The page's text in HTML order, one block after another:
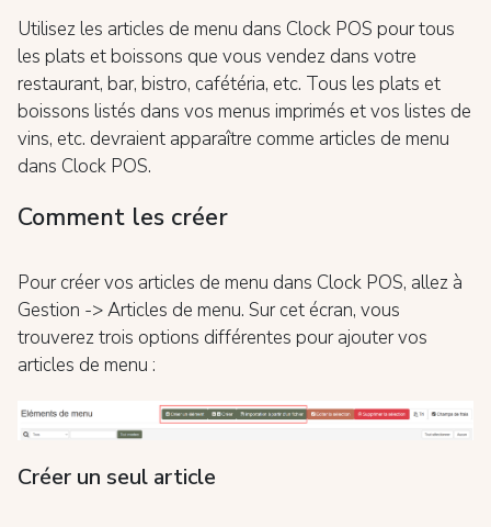
Utilisez les articles de menu dans Clock POS pour tous
les plats et boissons que vous vendez dans votre
restaurant, bar, bistro, cafétéria, etc. Tous les plats et
boissons listés dans vos menus imprimés et vos listes de
vins, etc. devraient apparaître comme articles de menu
dans Clock POS.
Comment les créer
Pour créer vos articles de menu dans Clock POS, allez à
Gestion -> Articles de menu. Sur cet écran, vous
trouverez trois options différentes pour ajouter vos
articles de menu :
Créer un seul article